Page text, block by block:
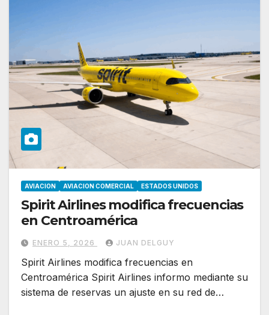
AVIACION AVIACION COMERCIAL ESTADOS UNIDOS
Spirit Airlines modifica frecuencias
en Centroamérica
ENERO 5, 2026 JUAN DELGUY
Spirit Airlines modifica frecuencias en
Centroamérica Spirit Airlines informo mediante su
sistema de reservas un ajuste en su red de…